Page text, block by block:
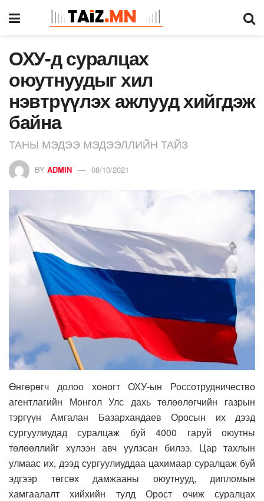
ОХУ-д суралцах
оюутнуудыг хил
нэвтрүүлэх ажлууд хийгдэж
байна
ТАНЫ МЭДЭЭ МЭДЭЭЛЛИЙН ТАЙЗ
BY ADMIN 08/10/2021
Өнгөрөгч долоо хоногт ОХУ-ын Россотрудничество
агентлагийн Монгол Улс дахь төлөөлөгчийн газрын
тэргүүн Амгалан Базархандаев Оросын их дээд
сургуулиудад суралцаж буй 4000 гаруй оюутны
төлөөллийг хүлээн авч уулзсан билээ. Цар тахлын
улмаас их, дээд сургуулиуддаа цахимаар суралцаж буй
эдгээр төгсөх дамжааны оюутнууд, дипломын
хамгаалалт хийхийн тулд Орост очиж суралцах